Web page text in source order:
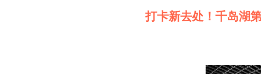
打卡新去处！千岛湖